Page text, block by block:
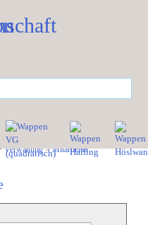
Verwaltung>Mitarbeiter